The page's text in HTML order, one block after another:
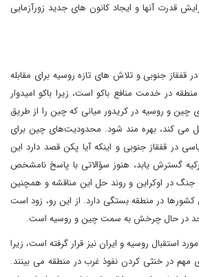
قدرت آنها و ایجاد کانون های جدید زورآزمایی
قفقاز جنوبی و تلاش های تازه روسیه برای مقابله
در خدمت منافع باکو است، زیرا باکو امیدوار
چین و روسیه در کریدور میانی که چین را از طریق
می کند، بهره مند شود. محدودیت‌های چین برای
در قفقاز جنوبی و اینکه آیا پکن قصد دارد این
گسترش یابد، هنوز سؤالاتی با پاسخ نامشخص
در اوکراین و روند حل این مناقشه و همچنین
در منطقه بستگی دارد. از این رو، زود است
حد در حال چرخش به سمت چین و روسیه است.
استقبال روسیه و ایران نیز قرار گرفته است، زیرا
مهم در خنثی کردن نفوذ غرب در منطقه می بینند.